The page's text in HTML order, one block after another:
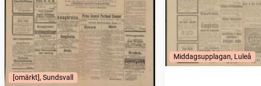
[omärkt], Sundsvall
Middagsupplagan, Luleå